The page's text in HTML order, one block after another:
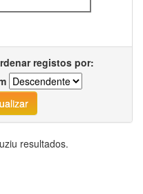
registos por:
resultados.